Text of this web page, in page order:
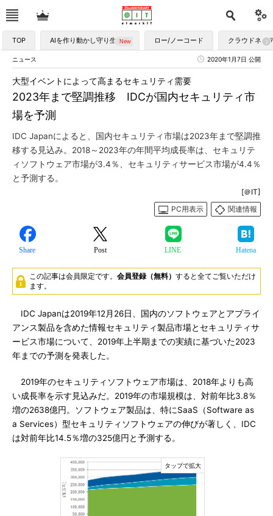
TOP AIを作り動かし守り生かす ロー/ノーコード クラウドネイ
ニュース 2020年1月7日 公開
2023年まで堅調推移 IDCが国内セキュリティ市
場を予測
大型イベントによって高まるセキュリティ需要
IDC Japanによると、国内セキュリティ市場は2023年まで堅調推
移する見込み。2018～2023年の年間平均成長率は、セキュリテ
ィソフトウェア市場が3.4％、セキュリティサービス市場が4.4％
と予測する。
[＠IT]
PC用表示
関連情報
Share Post LINE Hatena
この記事は会員限定です。 会員登録（無料） すると全てご覧いただけ
ます。
IDC Japanは2019年12月26日、国内のソフトウェアとアプライ
アンス製品を含めた情報セキュリティ製品市場とセキュリティサ
ービス市場について、2019年上半期までの実績に基づいた2023
年までの予測を発表した。
2019年のセキュリティソフトウェア市場は、2018年よりも高
い成長率を示す見込みだ。2019年の市場規模は、対前年比3.8％
増の2638億円。ソフトウェア製品は、特にSaaS（Software as
a Services）型セキュリティソフトウェアの伸びが著しく、IDC
は対前年比14.5％増の325億円と予測する。